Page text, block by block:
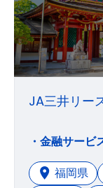
JA三井リー
福岡県